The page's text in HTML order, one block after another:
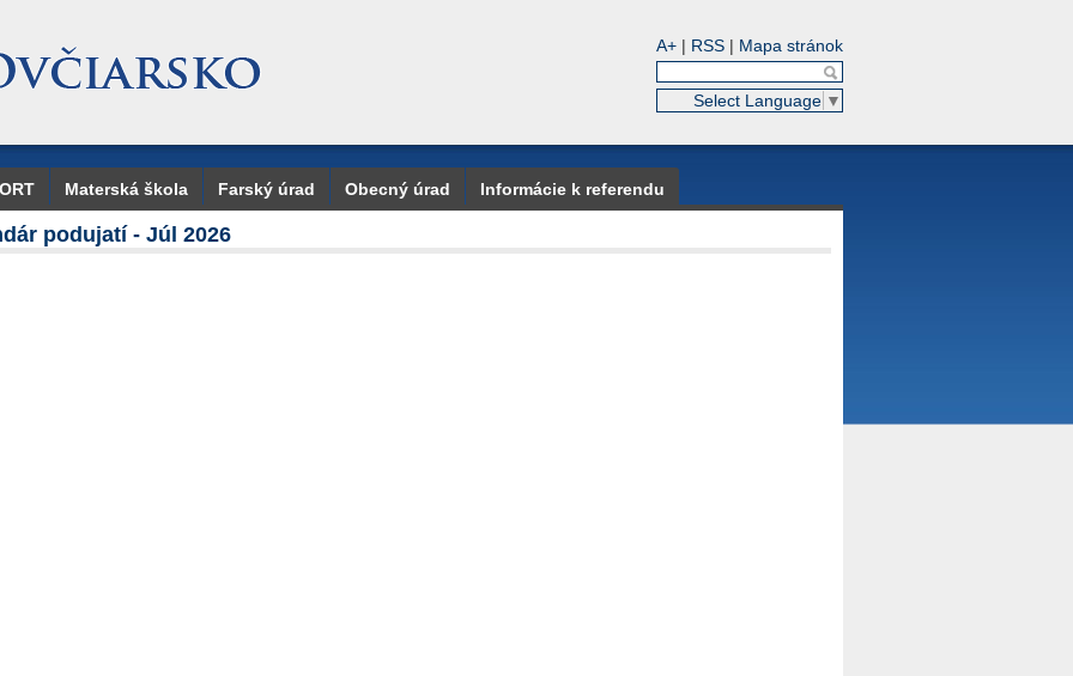
A+ | RSS | Mapa stránok
Select Language ▼
Materská škola Farský úrad Obecný úrad Informácie k referendu
podujatí - Júl 2026